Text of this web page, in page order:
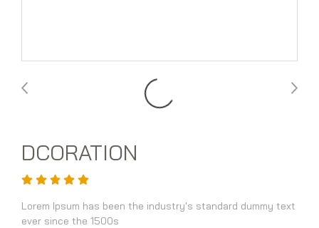
DCORATION
Lorem Ipsum has been the industry's standard dummy text
ever since the 1500s